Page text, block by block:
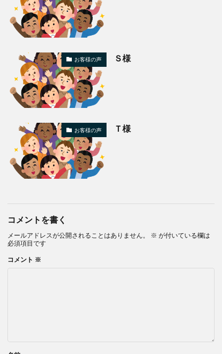
お客様の声 Ｓ様
お客様の声 Ｔ様
コメントを書く
メールアドレスが公開されることはありません。 ※ が付いている欄は
必須項目です
コメント ※